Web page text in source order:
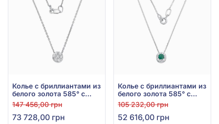
Колье с бриллиантами из
белого золота 585° с
бриллиантом 0,34ct, арт.
704-086
147 456,00 грн
73 728,00 грн
Колье с бриллиантами из
белого золота 585° с
зелёным изумрудом
0,23ct и бриллиантом
0,13ct, арт. 704-084и
105 232,00 грн
52 616,00 грн